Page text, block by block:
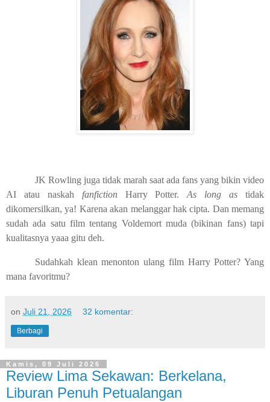
JK Rowling juga tidak marah saat ada fans yang bikin video
AI atau naskah fanfiction Harry Potter.As long astidak
dikomersilkan, ya! Karena akan melanggar hak cipta. Dan memang
sudah ada satu film tentang Voldemort muda (bikinan fans) tapi
kualitasnya yaaa gitu deh.
Sudahkah klean menonton ulang film Harry Potter? Yang
mana favoritmu?
on Juli 21, 2026 32 komentar:
Berbagi
Kamis, 09 Juli 2026
Review Lima Sekawan: Berkelana,
Liburan Penuh Petualangan